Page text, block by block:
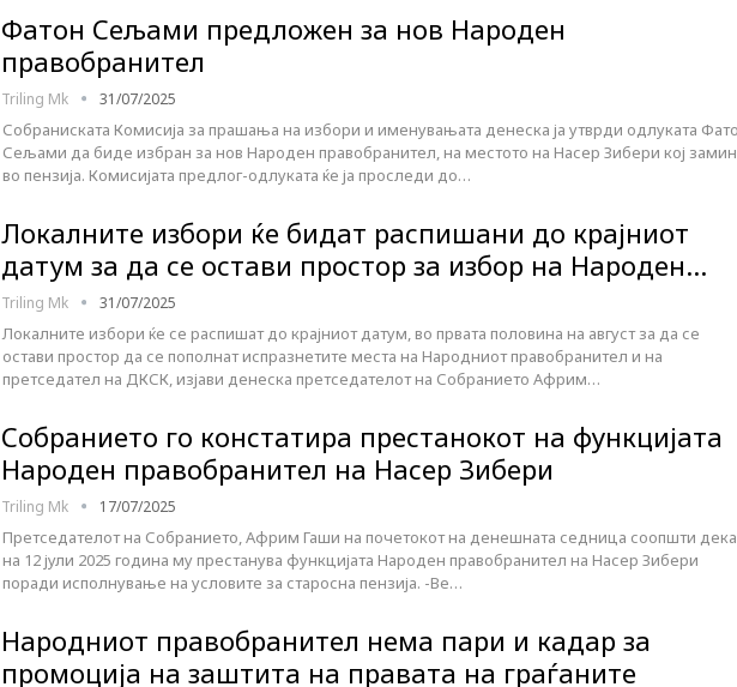
Фатон Сељами предложен за нов Народен
правобранител
Triling Mk 31/07/2025
Собраниската Комисија за прашања на избори и именувањата денеска ја утврди одлуката
Сељами да биде избран за нов Народен правобранител, на местото на Насер Зибери кој
во пензија. Комисијата предлог-одлуката ќе ја проследи до…
Локалните избори ќе бидат распишани до крајниот
датум за да се остави простор за избор на Народен…
Triling Mk 31/07/2025
Локалните избори ќе се распишат до крајниот датум, во првата половина на август за да се
остави простор да се пополнат испразнетите места на Народниот правобранител и на
претседател на ДКСК, изјави денеска претседателот на Собранието Африм…
Собранието го констатира престанокот на функцијата
Народен правобранител на Насер Зибери
Triling Mk 17/07/2025
Претседателот на Собранието, Африм Гаши на почетокот на денешната седница соопшти дека
на 12 јули 2025 година му престанува функцијата Народен правобранител на Насер Зибери
поради исполнување на условите за старосна пензија. -Ве…
Народниот правобранител нема пари и кадар за
промоција на заштита на правата на граѓаните